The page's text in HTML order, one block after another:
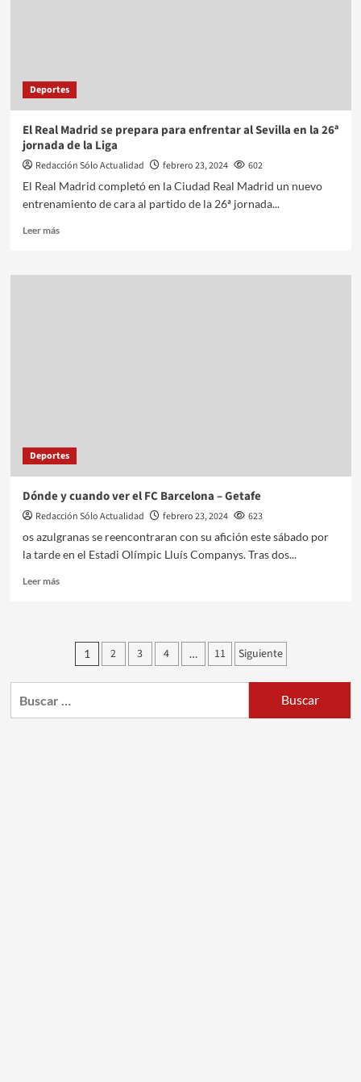
Deportes
El Real Madrid se prepara para enfrentar al Sevilla en la 26ª
jornada de la Liga
Redacción Sólo Actualidad febrero 23, 2024
602
El Real Madrid completó en la Ciudad Real Madrid un nuevo
entrenamiento de cara al partido de la 26ª jornada...
Leer más
Deportes
Dónde y cuando ver el FC Barcelona – Getafe
Redacción Sólo Actualidad febrero 23, 2024
623
os azulgranas se reencontraran con su afición este sábado por
la tarde en el Estadi Olímpic Lluís Companys. Tras dos...
Leer más
Paginación
de
entradas
1 2 3 4 … 11 Siguiente